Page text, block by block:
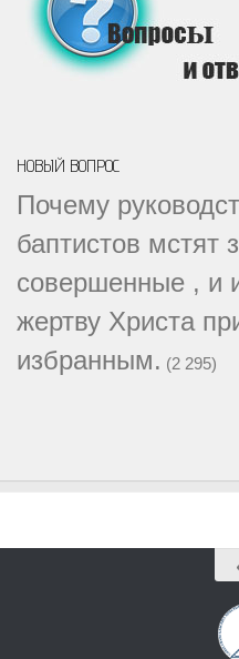
НОВЫЙ ВОПРОС
Почему
баптистов мстят
совершенные , и
жертву Христа
избранным. (2 295)